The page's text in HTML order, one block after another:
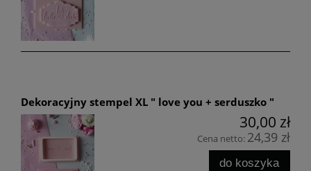
Dekoracyjny stempel XL " love you + serduszko "
30,00 zł
Cena netto: 24,39 zł
do koszyka